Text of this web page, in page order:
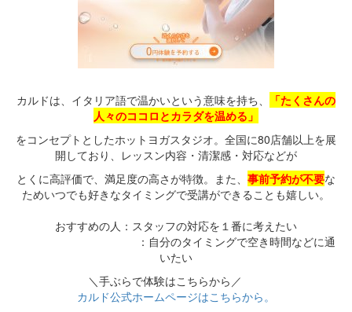
カルドは、イタリア語で温かいという意味を持ち、
「たくさんの
人々のココロとカラダを温める」
をコンセプトとしたホットヨガスタジオ。全国に80店舗以上を展
開しており、レッスン内容・清潔感・対応などが
とくに高評価で、満足度の高さが特徴。また、 事前予約が不要な
ためいつでも好きなタイミングで受講ができることも嬉しい。
おすすめの人：スタッフの対応を１番に考えたい
：自分のタイミングで空き時間などに通
いたい
＼手ぶらで体験はこちらから／
カルド公式ホームページはこちらから。